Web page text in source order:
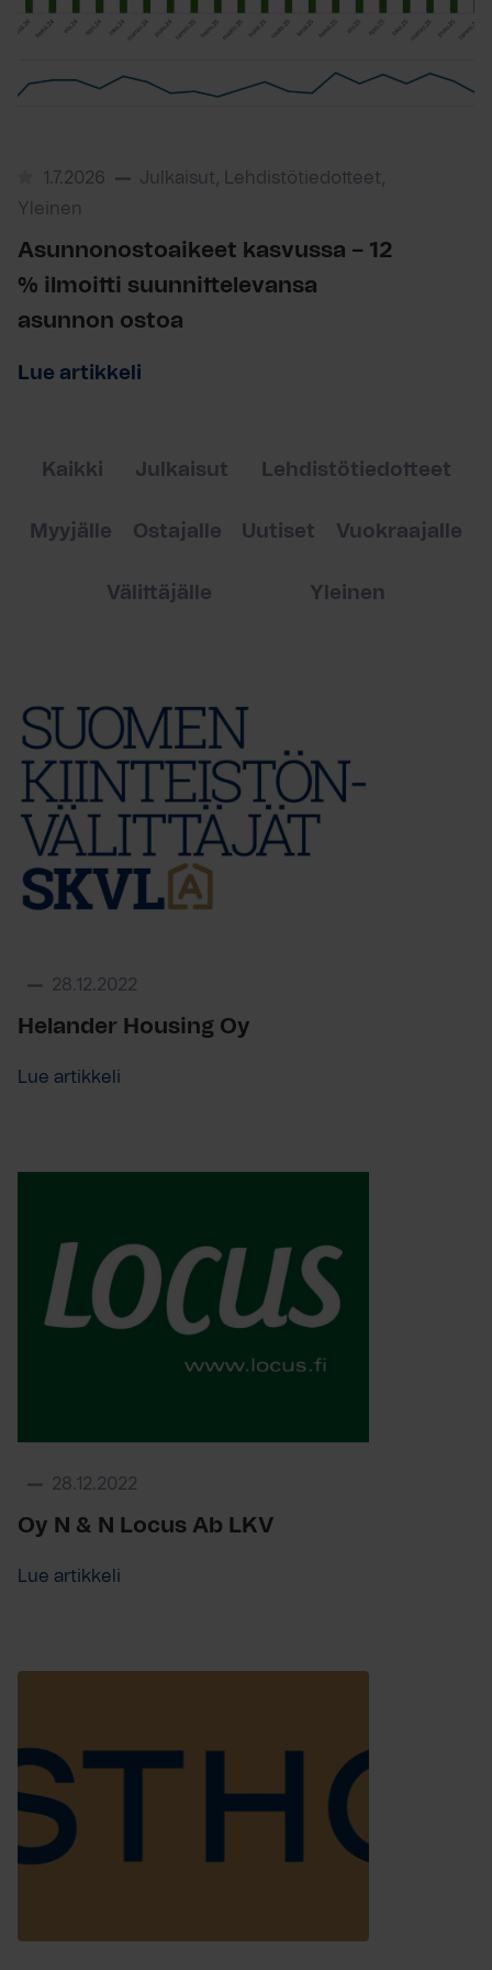
1.7.2026
Julkaisut, Lehdistötiedotteet,
Yleinen
Asunnonostoaikeet kasvussa – 12
% ilmoitti suunnittelevansa
asunnon ostoa
Lue artikkeli
Kaikki Julkaisut Lehdistötiedotteet
Myyjälle Ostajalle Uutiset Vuokraajalle
Välittäjälle Yleinen
28.12.2022
Helander Housing Oy
Lue artikkeli
28.12.2022
Oy N & N Locus Ab LKV
Lue artikkeli